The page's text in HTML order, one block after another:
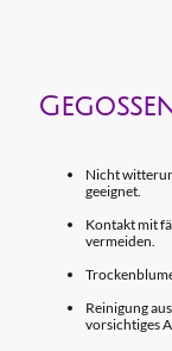
Nicht
geeignet.
Kontakt mit
vermeiden.
Reinigung
vorsichtiges